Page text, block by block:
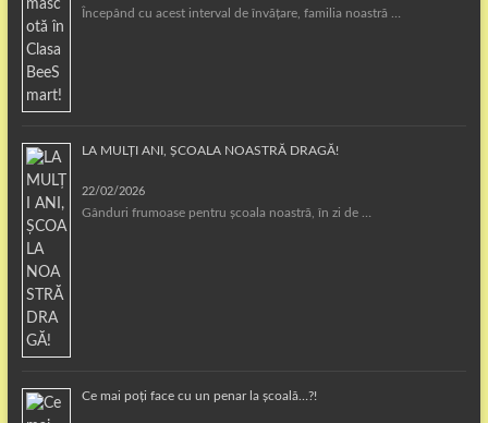
Începând cu acest interval de învățare, familia noastră …
LA MULȚI ANI, ȘCOALA NOASTRĂ DRAGĂ!
22/02/2026
Gânduri frumoase pentru școala noastră, în zi de …
Ce mai poți face cu un penar la școală…?!